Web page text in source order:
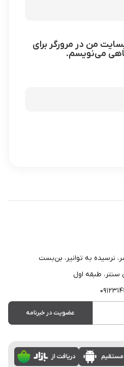
من در مرورگر برای
می‌نویسم.
نرسیده به توانیر، بن‌بست
سنتر، طبقه اول
عضویت در خبرنامه